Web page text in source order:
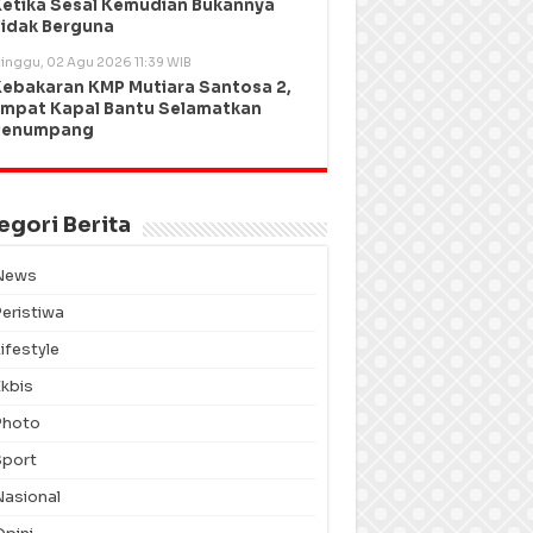
Sesal Kemudian Bukannya
Berguna
02 Agu 2026 11:39 WIB
KMP Mutiara Santosa 2,
Kapal Bantu Selamatkan
Berita